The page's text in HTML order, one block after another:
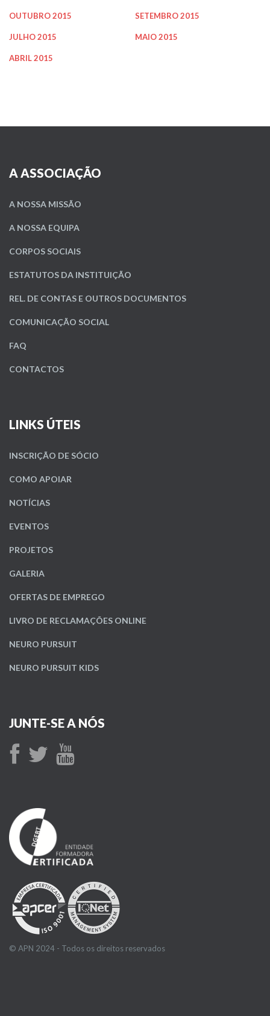
OUTUBRO 2015 SETEMBRO 2015
JULHO 2015 MAIO 2015
ABRIL 2015
A ASSOCIAÇÃO
A NOSSA MISSÃO
A NOSSA EQUIPA
CORPOS SOCIAIS
ESTATUTOS DA INSTITUIÇÃO
REL. DE CONTAS E OUTROS DOCUMENTOS
COMUNICAÇÃO SOCIAL
FAQ
CONTACTOS
LINKS ÚTEIS
INSCRIÇÃO DE SÓCIO
COMO APOIAR
NOTÍCIAS
EVENTOS
PROJETOS
GALERIA
OFERTAS DE EMPREGO
LIVRO DE RECLAMAÇÕES ONLINE
NEURO PURSUIT
NEURO PURSUIT KIDS
JUNTE-SE A NÓS
© APN 2024 - Todos os direitos reservados